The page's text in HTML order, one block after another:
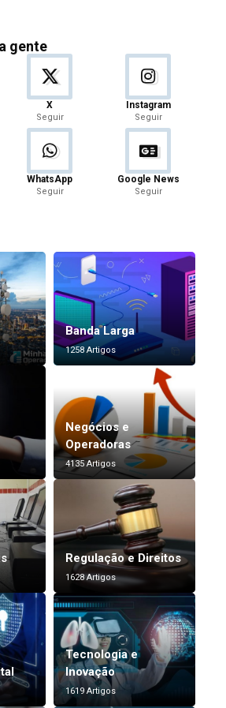
gente
X
Seguir
Instagram
Seguir
WhatsApp
Seguir
Google News
Seguir
Banda Larga
1258 Artigos
Negócios e
Operadoras
4135 Artigos
Regulação e Direitos
1628 Artigos
Tecnologia e
Inovação
1619 Artigos